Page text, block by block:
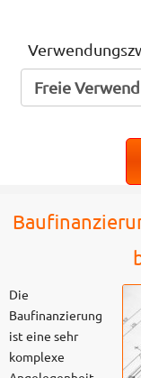
Die
Baufinanzierung
ist eine sehr
komplexe